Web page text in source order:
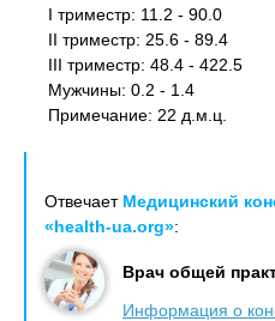
I триместр: 11.2 - 90.0
II триместр: 25.6 - 89.4
III триместр: 48.4 - 422.5
Мужчины: 0.2 - 1.4
Примечание: 22 д.м.ц.
Отвечает Медицинский
«health-ua.org»:
Врач общей
Информация о